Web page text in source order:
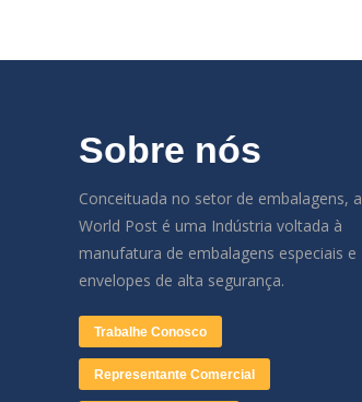
Sobre nós
Conceituada no setor de embalagens, a
World Post é uma Indústria voltada à
manufatura de embalagens especiais e
envelopes de alta segurança.
Trabalhe Conosco
Representante Comercial